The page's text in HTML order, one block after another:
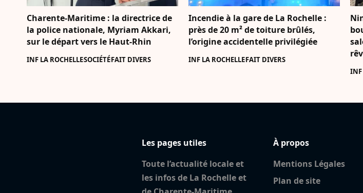
Charente-Maritime : la directrice de
la police nationale, Myriam Akkari,
sur le départ vers le Haut-Rhin
INF LA ROCHELLESOCIÉTÉFAIT DIVERS
Incendie à la gare de La Rochelle :
près de 20 m² de toiture brûlés,
l’origine accidentelle privilégiée
INF LA ROCHELLEFAIT DIVERS
INF
Les pages utiles
Toute l’actualité locale et
les infos de La Rochelle et
À propos
Mentions Légales
Plan de site